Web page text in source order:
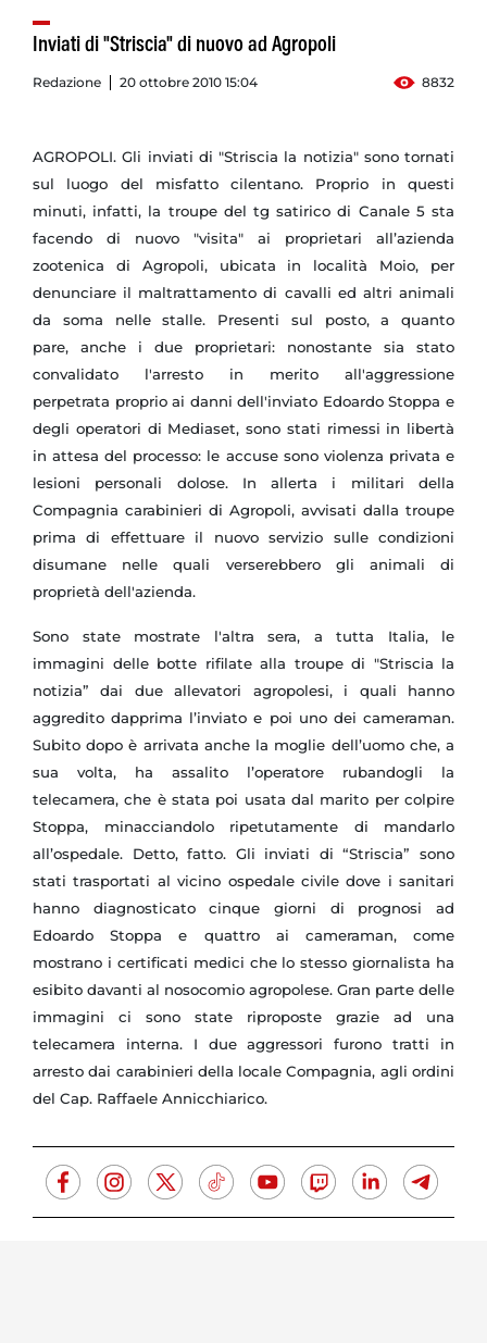
Inviati di "Striscia" di nuovo ad Agropoli
Redazione 20 ottobre 2010 15:04 8832
AGROPOLI. Gli inviati di "Striscia la notizia" sono tornati
sul luogo del misfatto cilentano. Proprio in questi
minuti, infatti, la troupe del tg satirico di Canale 5 sta
facendo di nuovo "visita" ai proprietari all’azienda
zootenica di Agropoli, ubicata in località Moio, per
denunciare il maltrattamento di cavalli ed altri animali
da soma nelle stalle. Presenti sul posto, a quanto
pare, anche i due proprietari: nonostante sia stato
convalidato l'arresto in merito all'aggressione
perpetrata proprio ai danni dell'inviato Edoardo Stoppa e
degli operatori di Mediaset, sono stati rimessi in libertà
in attesa del processo: le accuse sono violenza privata e
lesioni personali dolose. In allerta i militari della
Compagnia carabinieri di Agropoli, avvisati dalla troupe
prima di effettuare il nuovo servizio sulle condizioni
disumane nelle quali verserebbero gli animali di
proprietà dell'azienda.
Sono state mostrate l'altra sera, a tutta Italia, le
immagini delle botte rifilate alla troupe di "Striscia la
notizia” dai due allevatori agropolesi, i quali hanno
aggredito dapprima l’inviato e poi uno dei cameraman.
Subito dopo è arrivata anche la moglie dell’uomo che, a
sua volta, ha assalito l’operatore rubandogli la
telecamera, che è stata poi usata dal marito per colpire
Stoppa, minacciandolo ripetutamente di mandarlo
all’ospedale. Detto, fatto. Gli inviati di “Striscia” sono
stati trasportati al vicino ospedale civile dove i sanitari
hanno diagnosticato cinque giorni di prognosi ad
Edoardo Stoppa e quattro ai cameraman, come
mostrano i certificati medici che lo stesso giornalista ha
esibito davanti al nosocomio agropolese. Gran parte delle
immagini ci sono state riproposte grazie ad una
telecamera interna. I due aggressori furono tratti in
arresto dai carabinieri della locale Compagnia, agli ordini
del Cap. Raffaele Annicchiarico.